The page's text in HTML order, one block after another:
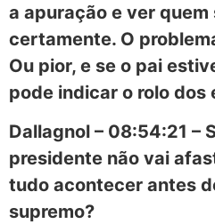
a apuração e ver
certamente. O
Ou pior, e se o pai
pode indicar o rolo dos
Dallagnol – 08:54:21 –
presidente não vai
tudo acontecer antes
supremo?